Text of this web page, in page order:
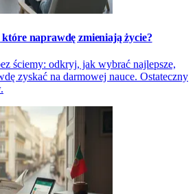
naprawdę zmieniają życie?
ściemy: odkryj, jak wybrać najlepsze,
zyskać na darmowej nauce. Ostateczny